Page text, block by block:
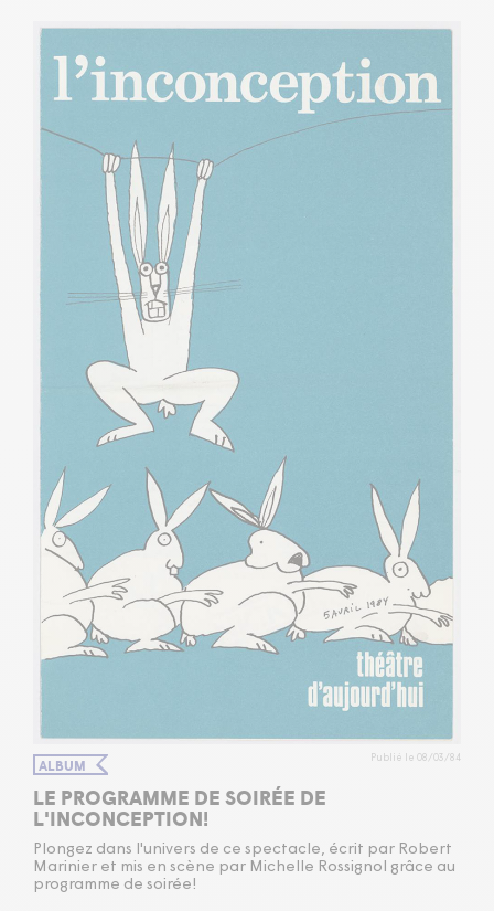
ALBUM Publié le 08/03/84
LE PROGRAMME DE SOIRÉE DE
L'INCONCEPTION!
Plongez dans l'univers de ce spectacle, écrit par Robert
Marinier et mis en scène par Michelle Rossignol grâce au
programme de soirée!